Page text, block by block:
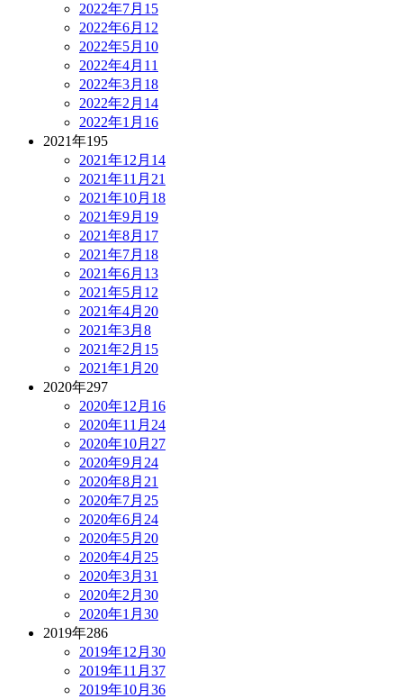
2022年7月 15
2022年6月 12
2022年5月 10
2022年4月 11
2022年3月 18
2022年2月 14
2022年1月 16
2021年195
2021年12月 14
2021年11月 21
2021年10月 18
2021年9月 19
2021年8月 17
2021年7月 18
2021年6月 13
2021年5月 12
2021年4月 20
2021年3月 8
2021年2月 15
2021年1月 20
2020年297
2020年12月 16
2020年11月 24
2020年10月 27
2020年9月 24
2020年8月 21
2020年7月 25
2020年6月 24
2020年5月 20
2020年4月 25
2020年3月 31
2020年2月 30
2020年1月 30
2019年286
2019年12月 30
2019年11月 37
2019年10月 36